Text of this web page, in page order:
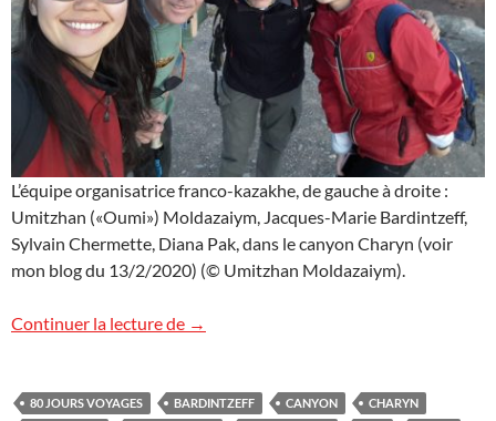
L’équipe organisatrice franco-kazakhe, de gauche à droite :
Umitzhan («Oumi») Moldazaiym, Jacques-Marie Bardintzeff,
Sylvain Chermette, Diana Pak, dans le canyon Charyn (voir
mon blog du 13/2/2020) (© Umitzhan Moldazaiym).
Continuer la lecture de Kazakhstan : clap de fin !
→
80 JOURS VOYAGES BARDINTZEFF CANYON
CHARYN